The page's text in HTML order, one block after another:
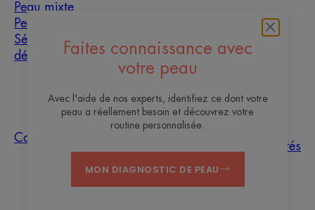
Faites connaissance avec
votre peau
Avec l'aide de nos experts, identifiez ce dont votre
peau a réellement besoin et découvrez votre
routine personnalisée.
MON DIAGNOSTIC DE PEAU
Peau mixte
Peau sèche
Sécheresse et
déshydratation
À propos
Contact
Questions
Tri des
Les sites des
Pierre Fabre
actualités